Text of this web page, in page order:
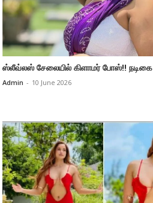
ஸ்லீவ்லஸ் சேலையில் கிளாமர் போஸ்!! நடிகை
Admin - 10 June 2026